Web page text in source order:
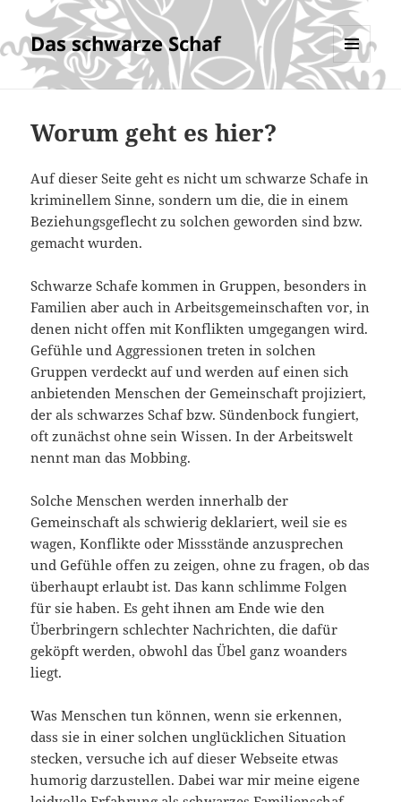
Das schwarze Schaf
MENÜ
UND
Worum geht es hier?
Auf dieser Seite geht es nicht um schwarze Schafe in
kriminellem Sinne, sondern um die, die in einem
Beziehungsgeflecht zu solchen geworden sind bzw.
gemacht wurden.
Schwarze Schafe kommen in Gruppen, besonders in
Familien aber auch in Arbeitsgemeinschaften vor, in
denen nicht offen mit Konflikten umgegangen wird.
Gefühle und Aggressionen treten in solchen
Gruppen verdeckt auf und werden auf einen sich
anbietenden Menschen der Gemeinschaft projiziert,
der als schwarzes Schaf bzw. Sündenbock fungiert,
oft zunächst ohne sein Wissen. In der Arbeitswelt
nennt man das Mobbing.
Solche Menschen werden innerhalb der
Gemeinschaft als schwierig deklariert, weil sie es
wagen, Konflikte oder Missstände anzusprechen
und Gefühle offen zu zeigen, ohne zu fragen, ob das
überhaupt erlaubt ist. Das kann schlimme Folgen
für sie haben. Es geht ihnen am Ende wie den
Überbringern schlechter Nachrichten, die dafür
geköpft werden, obwohl das Übel ganz woanders
liegt.
Was Menschen tun können, wenn sie erkennen,
dass sie in einer solchen unglücklichen Situation
stecken, versuche ich auf dieser Webseite etwas
humorig darzustellen. Dabei war mir meine eigene